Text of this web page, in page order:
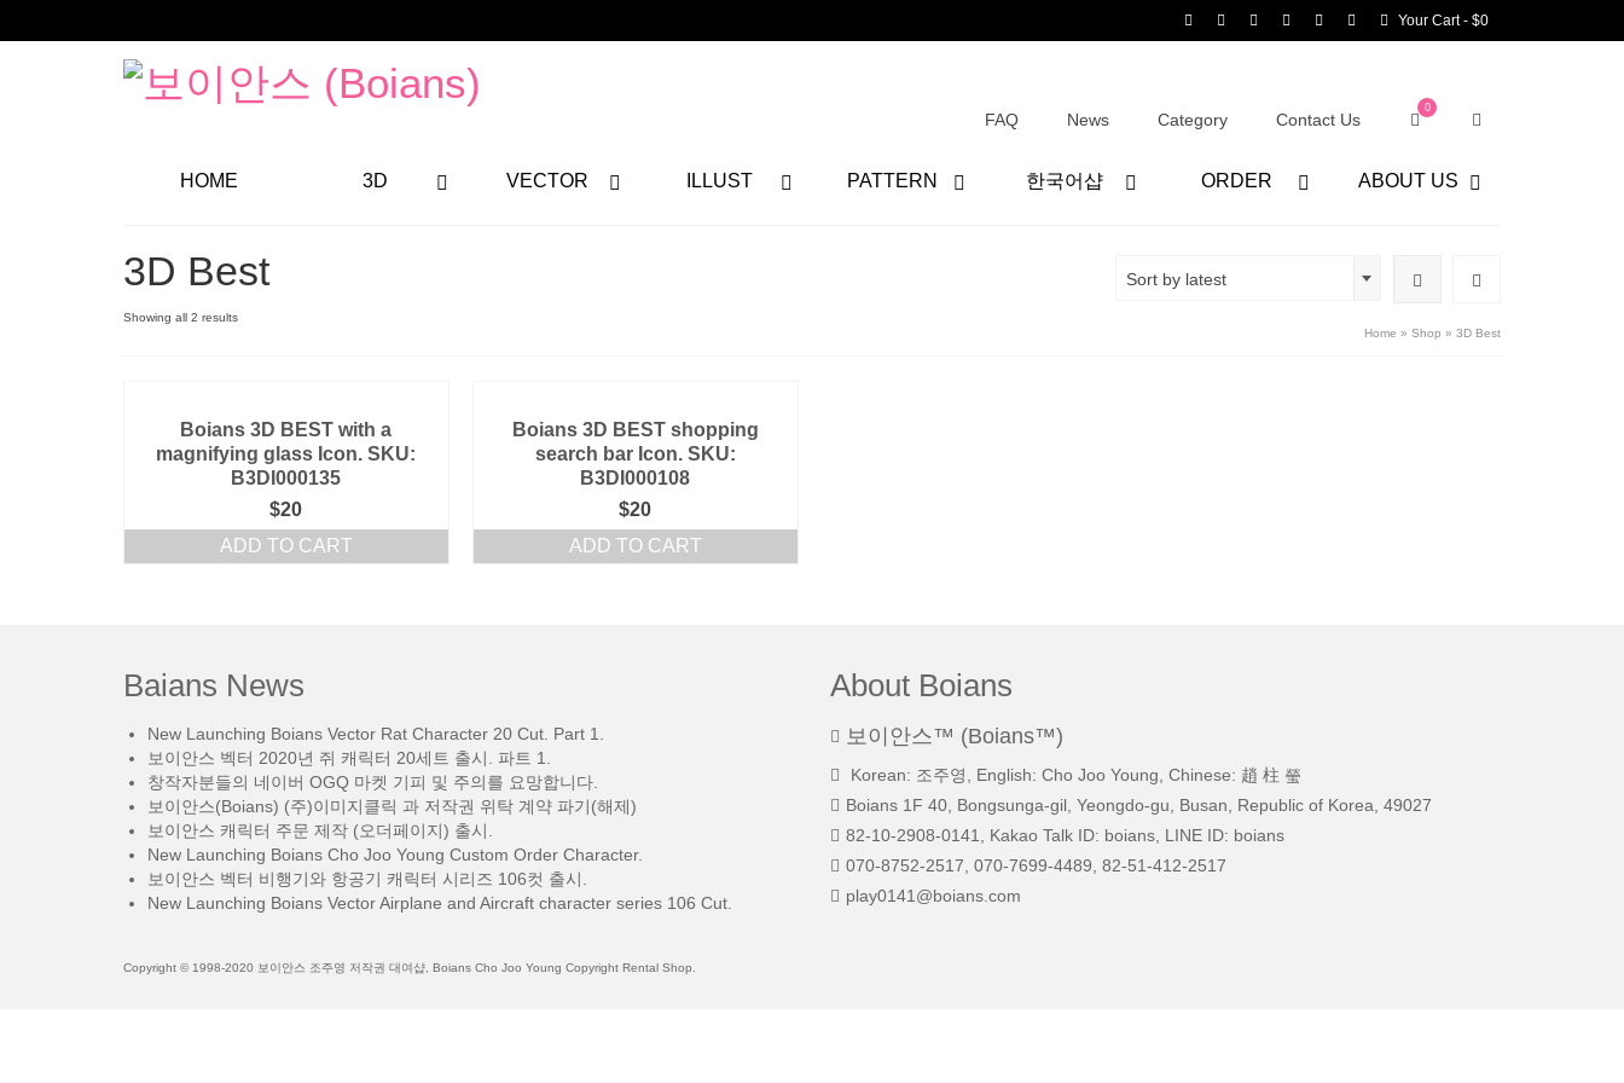
Your Cart- $0
FAQ News Category Contact Us
0
HOME 3D VECTOR ILLUST PATTERN 한국어샵 ORDER ABOUT US
3D Best
Showing all 2 results
Sort by latest
Home » Shop » 3D Best
Boians 3D BEST with a
magnifying glass Icon. SKU:
B3DI000135
$20
ADD TO CART
Boians 3D BEST shopping
search bar Icon. SKU:
B3DI000108
$20
ADD TO CART
Baians News
New Launching Boians Vector Rat Character 20 Cut. Part 1.
보이안스 벡터 2020년 쥐 캐릭터 20세트 출시. 파트 1.
창작자분들의 네이버 OGQ 마켓 기피 및 주의를 요망합니다.
보이안스(Boians) (주)이미지클릭 과 저작권 위탁 계약 파기(해제)
보이안스 캐릭터 주문 제작 (오더페이지) 출시.
New Launching Boians Cho Joo Young Custom Order Character.
보이안스 벡터 비행기와 항공기 캐릭터 시리즈 106컷 출시.
New Launching Boians Vector Airplane and Aircraft character series 106 Cut.
About Boians
보이안스™ (Boians™)
Korean: 조주영, English: Cho Joo Young, Chinese: 趙 柱 瑩
Boians 1F 40, Bongsunga-gil, Yeongdo-gu, Busan, Republic of Korea, 49027
82-10-2908-0141, Kakao Talk ID: boians, LINE ID: boians
070-8752-2517, 070-7699-4489, 82-51-412-2517
play0141@boians.com
Copyright © 1998-2020 보이안스 조주영 저작권 대여샵, Boians Cho Joo Young Copyright Rental Shop.